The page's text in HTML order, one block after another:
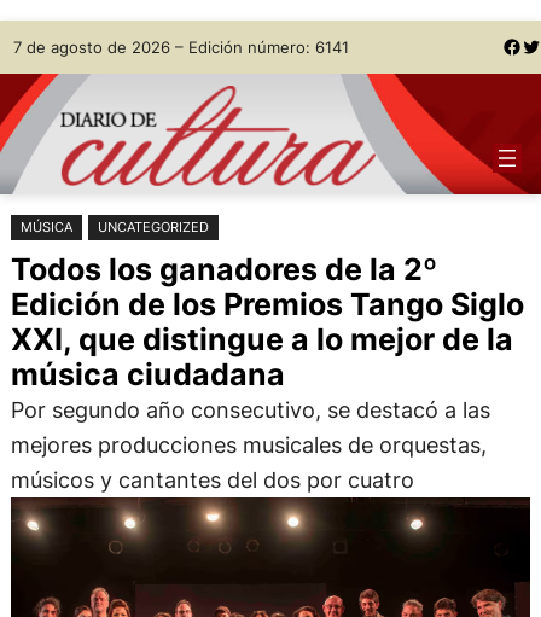
Saltar
al
contenido
Skip
to
content
7 de agosto de 2026 – Edición número: 6141 Facebook Twitter
MÚSICA UNCATEGORIZED
Todos los ganadores de la 2º
Edición de los Premios Tango Siglo
XXI, que distingue a lo mejor de la
música ciudadana
Por segundo año consecutivo, se destacó a las
mejores producciones musicales de orquestas,
músicos y cantantes del dos por cuatro